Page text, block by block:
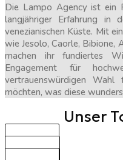
Die Lampo Agency ist ein
langjähriger Erfahrung in
venezianischen Küste. Mit
wie Jesolo, Caorle, Bibione,
machen ihr fundiertes
Engagement für
vertrauenswürdigen
möchten, was diese
Unser
BIBIONE
CAORLE